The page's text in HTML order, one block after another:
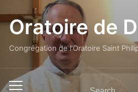
Oratoire de
Congrégation de l'Oratoire Saint
Toggle